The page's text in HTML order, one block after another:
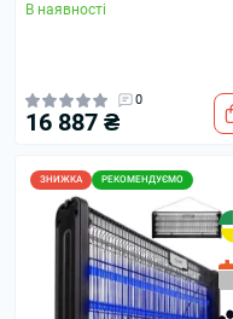
В наявності
0
16 887 ₴
ЗНИЖКА РЕКОМЕНДУЄМО